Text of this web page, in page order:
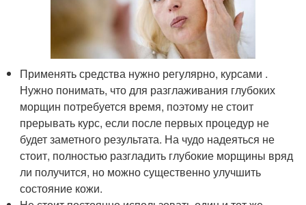
Применять средства нужно регулярно, курсами .
Нужно понимать, что для разглаживания глубоких
морщин потребуется время, поэтому не стоит
прерывать курс, если после первых процедур не
будет заметного результата. На чудо надеяться не
стоит, полностью разгладить глубокие морщины вряд
ли получится, но можно существенно улучшить
состояние кожи.